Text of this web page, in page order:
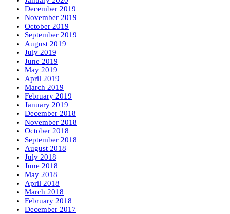
December 2019
November 2019
October 2019
September 2019
August 2019
July 2019
June 2019
May 2019
April 2019
March 2019
February 2019
January 2019
December 2018
November 2018
October 2018
September 2018
August 2018
July 2018
June 2018
May 2018
April 2018
March 2018
February 2018
December 2017